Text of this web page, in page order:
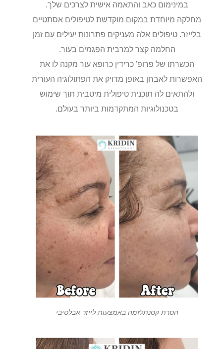
במינימום כאב והתאמה אישית לצרכים שלך.
מחלקה מיוחדת במקום מוקדשת לטיפולים אסתטיים
בלייזר. טיפולים אלה מעניקים פתרונות יעילים עם זמן
החלמה קצר למרבית הפגמים בעור.
הכשרתו של פרופ' כרידין כרופא עור מקנה לו את
האפשרות לאבחן באופן מדויק את הפתולוגיה העורית
ולהתאים לה תוכנית טיפולית מיטבית תוך שימוש
בטכנולוגיות המתקדמות ביותר בעולם.
הסרת קסנתלזמה באמצעות לייזר אבלטיבי